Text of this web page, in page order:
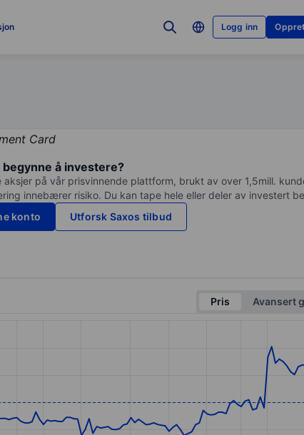
Logg inn
begynne å investere?
aksjer på vår prisvinnende plattform, brukt av over 1,5mill.
innebærer risiko. Du kan tape hele eller deler av investert
konto
Utforsk Saxos tilbud
Pris
Avansert